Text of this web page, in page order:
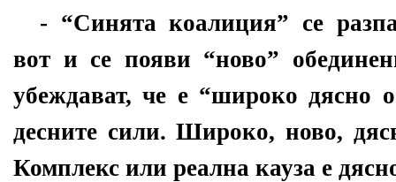
- “Синята коалиция” се
вот и се появи “ново”
убеждават, че е “широко дясно
десните сили. Широко, ново,
Комплекс или реална кауза е